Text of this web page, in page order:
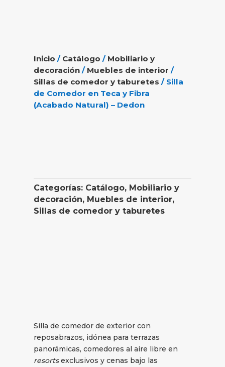
Inicio / Catálogo / Mobiliario y
decoración / Muebles de interior /
Sillas de comedor y taburetes / Silla
de Comedor en Teca y Fibra
(Acabado Natural) – Dedon
Categorías: Catálogo, Mobiliario y
decoración, Muebles de interior,
Sillas de comedor y taburetes
Silla de comedor de exterior con
reposabrazos, idónea para terrazas
panorámicas, comedores al aire libre en
resortsexclusivos y cenas bajo las